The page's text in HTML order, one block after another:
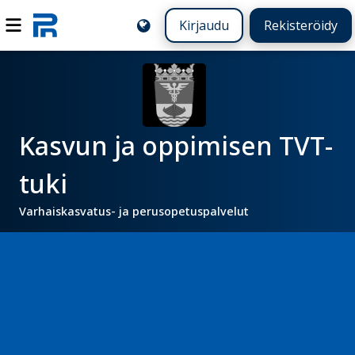
Kirjaudu Rekisteröidy
Kasvun ja oppimisen TVT-
tuki
Varhaiskasvatus- ja perusopetuspalvelut